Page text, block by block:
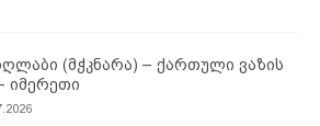
(მჭკნარა) – ქართული ვაზის
იმერეთი